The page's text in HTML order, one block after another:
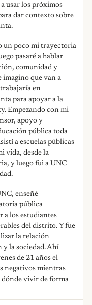
usar los próximos
dar contexto sobre
un poco mi trayectoria
pasaré a hablar
comunidad y
que van a
en
para apoyar a la
Empezando con mi
apoyo y
pública toda
a escuelas públicas
vida, desde la
y luego fui a UNC
enseñé
pública
a los estudiantes
del distrito. Y fue
la relación
y la sociedad. Ahí
de 21 años el
negativos mientras
dónde vivir de forma